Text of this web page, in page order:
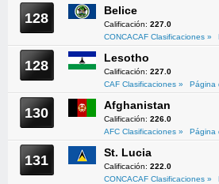
128 Belice
Calificación: 227.0
CONCACAF Clasificaciones »
128 Lesotho
Calificación: 227.0
CAF Clasificaciones »
Página
130 Afghanistan
Calificación: 226.0
AFC Clasificaciones »
Página
131 St. Lucia
Calificación: 222.0
CONCACAF Clasificaciones »